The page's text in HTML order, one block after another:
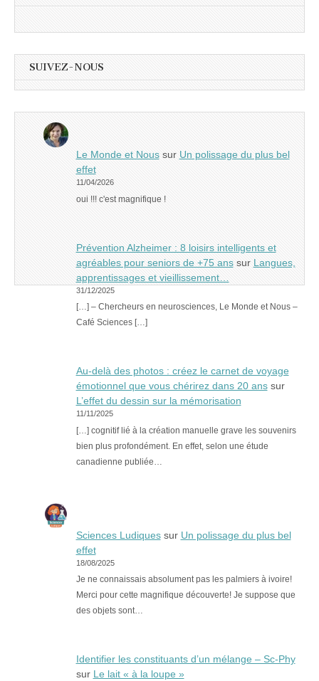
SUIVEZ-NOUS
Le Monde et Noussur Un polissage du plus bel
effet
11/04/2026
oui !!! c'est magnifique !
Prévention Alzheimer : 8 loisirs intelligents et
agréables pour seniors de +75 anssur Langues,
apprentissages et vieillissement…
31/12/2025
[…] – Chercheurs en neurosciences, Le Monde et Nous –
Café Sciences […]
Au-delà des photos : créez le carnet de voyage
émotionnel que vous chérirez dans 20 anssur
L’effet du dessin sur la mémorisation
11/11/2025
[…] cognitif lié à la création manuelle grave les souvenirs
bien plus profondément. En effet, selon une étude
canadienne publiée…
Sciences Ludiquessur Un polissage du plus bel
effet
18/08/2025
Je ne connaissais absolument pas les palmiers à ivoire!
Merci pour cette magnifique découverte! Je suppose que
des objets sont…
Identifier les constituants d’un mélange – Sc-Phy
sur Le lait « à la loupe »